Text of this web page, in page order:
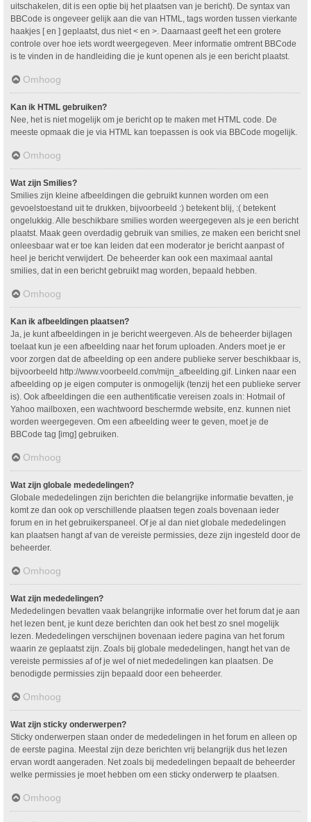
uitschakelen, dit is een optie bij het plaatsen van je bericht). De syntax van
BBCode is ongeveer gelijk aan die van HTML, tags worden tussen vierkante
haakjes [ en ] geplaatst, dus niet < en >. Daarnaast geeft het een grotere
controle over hoe iets wordt weergegeven. Meer informatie omtrent BBCode
is te vinden in de handleiding die je kunt openen als je een bericht plaatst.
Omhoog
Kan ik HTML gebruiken?
Nee, het is niet mogelijk om je bericht op te maken met HTML code. De
meeste opmaak die je via HTML kan toepassen is ook via BBCode mogelijk.
Omhoog
Wat zijn Smilies?
Smilies zijn kleine afbeeldingen die gebruikt kunnen worden om een
gevoelstoestand uit te drukken, bijvoorbeeld :) betekent blij, :( betekent
ongelukkig. Alle beschikbare smilies worden weergegeven als je een bericht
plaatst. Maak geen overdadig gebruik van smilies, ze maken een bericht snel
onleesbaar wat er toe kan leiden dat een moderator je bericht aanpast of
heel je bericht verwijdert. De beheerder kan ook een maximaal aantal
smilies, dat in een bericht gebruikt mag worden, bepaald hebben.
Omhoog
Kan ik afbeeldingen plaatsen?
Ja, je kunt afbeeldingen in je bericht weergeven. Als de beheerder bijlagen
toelaat kun je een afbeelding naar het forum uploaden. Anders moet je er
voor zorgen dat de afbeelding op een andere publieke server beschikbaar is,
bijvoorbeeld http://www.voorbeeld.com/mijn_afbeelding.gif. Linken naar een
afbeelding op je eigen computer is onmogelijk (tenzij het een publieke server
is). Ook afbeeldingen die een authentificatie vereisen zoals in: Hotmail of
Yahoo mailboxen, een wachtwoord beschermde website, enz. kunnen niet
worden weergegeven. Om een afbeelding weer te geven, moet je de
BBCode tag [img] gebruiken.
Omhoog
Wat zijn globale mededelingen?
Globale mededelingen zijn berichten die belangrijke informatie bevatten, je
komt ze dan ook op verschillende plaatsen tegen zoals bovenaan ieder
forum en in het gebruikerspaneel. Of je al dan niet globale mededelingen
kan plaatsen hangt af van de vereiste permissies, deze zijn ingesteld door de
beheerder.
Omhoog
Wat zijn mededelingen?
Mededelingen bevatten vaak belangrijke informatie over het forum dat je aan
het lezen bent, je kunt deze berichten dan ook het best zo snel mogelijk
lezen. Mededelingen verschijnen bovenaan iedere pagina van het forum
waarin ze geplaatst zijn. Zoals bij globale mededelingen, hangt het van de
vereiste permissies af of je wel of niet mededelingen kan plaatsen. De
benodigde permissies zijn bepaald door een beheerder.
Omhoog
Wat zijn sticky onderwerpen?
Sticky onderwerpen staan onder de mededelingen in het forum en alleen op
de eerste pagina. Meestal zijn deze berichten vrij belangrijk dus het lezen
ervan wordt aangeraden. Net zoals bij mededelingen bepaalt de beheerder
welke permissies je moet hebben om een sticky onderwerp te plaatsen.
Omhoog